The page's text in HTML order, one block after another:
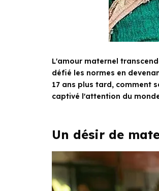
L'amour maternel
défié les normes en
17 ans plus tard, comment
captivé l'attention du
Un désir de